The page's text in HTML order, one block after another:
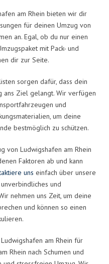
am Rhein bieten wir dir
für deinen Umzug von
an. Egal, ob du nur einen
mit Pack- und
dir zur Seite.
sorgen dafür, dass dein
ans Ziel gelangt. Wir verfügen
und
um deine
bestmöglich zu schützen.
von Ludwigshafen am Rhein
Faktoren ab und kann
uns einfach über unsere
und
nehmen uns Zeit, um deine
und können so einen
am Rhein für
Rhein nach Schumen und